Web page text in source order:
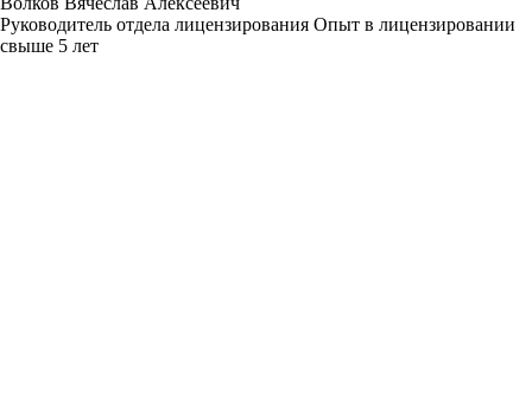
Руководитель отдела лицензирования Опыт в лицензировании
свыше 5 лет